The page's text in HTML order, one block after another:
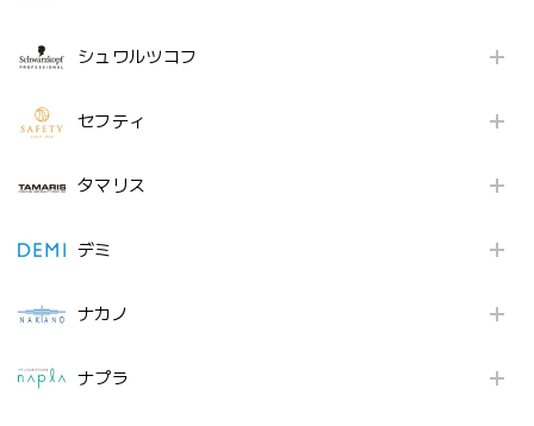
シュワルツコフ
セフティ
タマリス
デミ
ナカノ
ナプラ